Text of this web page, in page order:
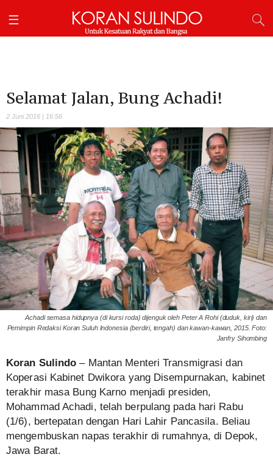
Selamat Jalan, Bung Achadi!
2 Juni 2016 | 16:56
Achadi semasa hidupnya (di kursi roda) dijenguk oleh Peter A Rohi (duduk, kiri) dan
Pemimpin Redaksi Koran Suluh Indonesia (berdiri, tengah) dan kawan-kawan, 2015. Foto:
Janfry Sihombing
Koran Sulindo – Mantan Menteri Transmigrasi dan
Koperasi Kabinet Dwikora yang Disempurnakan, kabinet
terakhir masa Bung Karno menjadi presiden,
Mohammad Achadi, telah berpulang pada hari Rabu
(1/6), bertepatan dengan Hari Lahir Pancasila. Beliau
mengembuskan napas terakhir di rumahnya, di Depok,
Jawa Barat.